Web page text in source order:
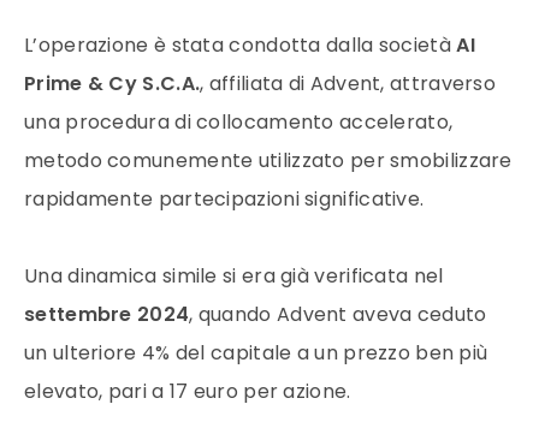
L’operazione è stata condotta dalla societàAI
Prime & Cy S.C.A., affiliata di Advent, attraverso
una procedura di collocamento accelerato,
metodo comunemente utilizzato per smobilizzare
rapidamente partecipazioni significative.
Una dinamica simile si era già verificata nel
settembre 2024, quando Advent aveva ceduto
un ulteriore 4% del capitale a un prezzo ben più
elevato, pari a 17 euro per azione.